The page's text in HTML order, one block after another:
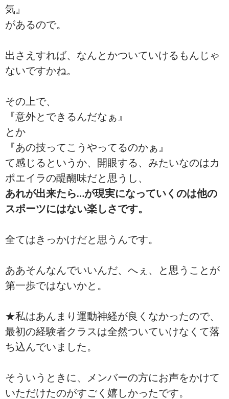
気』
があるので。
出さえすれば、なんとかついていけるもんじゃ
ないですかね。
その上で、
『意外とできるんだなぁ』
とか
『あの技ってこうやってるのかぁ』
て感じるというか、開眼する、みたいなのはカ
ポエイラの醍醐味だと思うし、
あれが出来たら…が現実になっていくのは他の
スポーツにはない楽しさです。
全てはきっかけだと思うんです。
ああそんなんでいいんだ、へぇ、と思うことが
第一歩ではないかと。
★私はあんまり運動神経が良くなかったので、
最初の経験者クラスは全然ついていけなくて落
ち込んでいました。
そういうときに、メンバーの方にお声をかけて
いただけたのがすごく嬉しかったです。